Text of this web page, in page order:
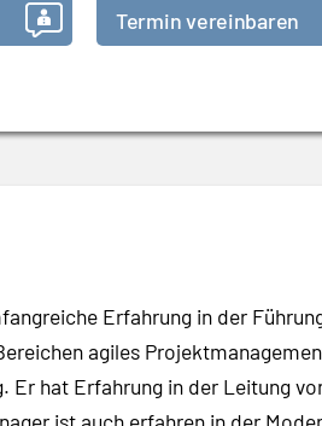
Termin vereinbaren
Erfahrung in der
agiles
Er hat Erfahrung in der Leitung